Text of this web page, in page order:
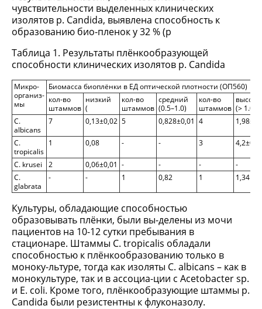
чувствительности выделенных клинических
изолятов р. Candida, выявлена способность к
образованию био-пленок у 32 % (p
Таблица 1. Результаты плёнкообразующей
способности клинических изолятов р. Candida
Микро-
организ-
мы
Биомасса биоплёнки в ЕД оптической плотности (ОП560)
кол-во
штаммов
низкий
(
кол-во
штаммов
средний
(0.5–1.0)
кол-во
штаммов (> 1.0)
C.
albicans
7 0,13±0,02 5 0,828±0,01 4
C.
tropicalis
1 0,08 - - 3 4,2±0,2
C. krusei 2 0,06±0,01 - - -
-
С.
glabrata
- - 1 0,82 1 1,34
Культуры, обладающие способностью
образовывать плёнки, были вы-делены из мочи
пациентов на 10-12 сутки пребывания в
стационаре. Штаммы C. tropicalis обладали
способностью к плёнкообразованию только в
моноку-льтуре, тогда как изоляты C. albicans – как в
монокультуре, так и в ассоциа-ции с Acetobacter sp.
и E. coli. Кроме того, плёнкообразующие штаммы р.
Candida были резистентны к флуконазолу.